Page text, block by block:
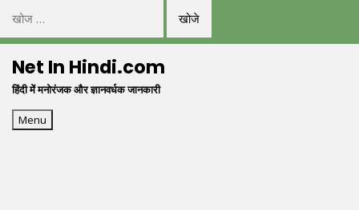
निम्न
को
खोजें:Net In Hindi.com
हिंदी में मनोरंजक और ज्ञानवर्धक जानकारी
Menu